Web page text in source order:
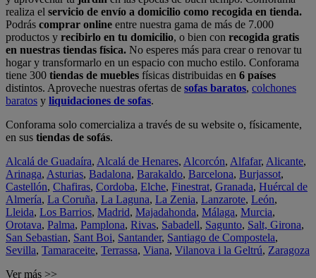
realiza el servicio de envío a domicilio como recogida en tienda.
Podrás comprar online entre nuestra gama de más de 7.000
productos y recibirlo en tu domicilio, o bien con recogida gratis
en nuestras tiendas física. No esperes más para crear o renovar tu
hogar y transformarlo en un espacio con mucho estilo. Conforama
tiene 300 tiendas de muebles físicas distribuidas en 6 países
distintos. Aproveche nuestras ofertas de sofas baratos, colchones
baratos y liquidaciones de sofas.
Conforama solo comercializa a través de su website o, físicamente,
en sus tiendas de sofás.
Alcalá de Guadaíra, Alcalá de Henares, Alcorcón, Alfafar, Alicante,
Arinaga, Asturias, Badalona, Barakaldo, Barcelona, Burjassot,
Castellón, Chafiras, Cordoba, Elche, Finestrat, Granada, Huércal de
Almería, La Coruña, La Laguna, La Zenia, Lanzarote, León,
Lleida, Los Barrios, Madrid, Majadahonda, Málaga, Murcia,
Orotava, Palma, Pamplona, Rivas, Sabadell, Sagunto, Salt, Girona,
San Sebastian, Sant Boi, Santander, Santiago de Compostela,
Sevilla, Tamaraceite, Terrassa, Viana, Vilanova i la Geltrú, Zaragoza
Ver más >>